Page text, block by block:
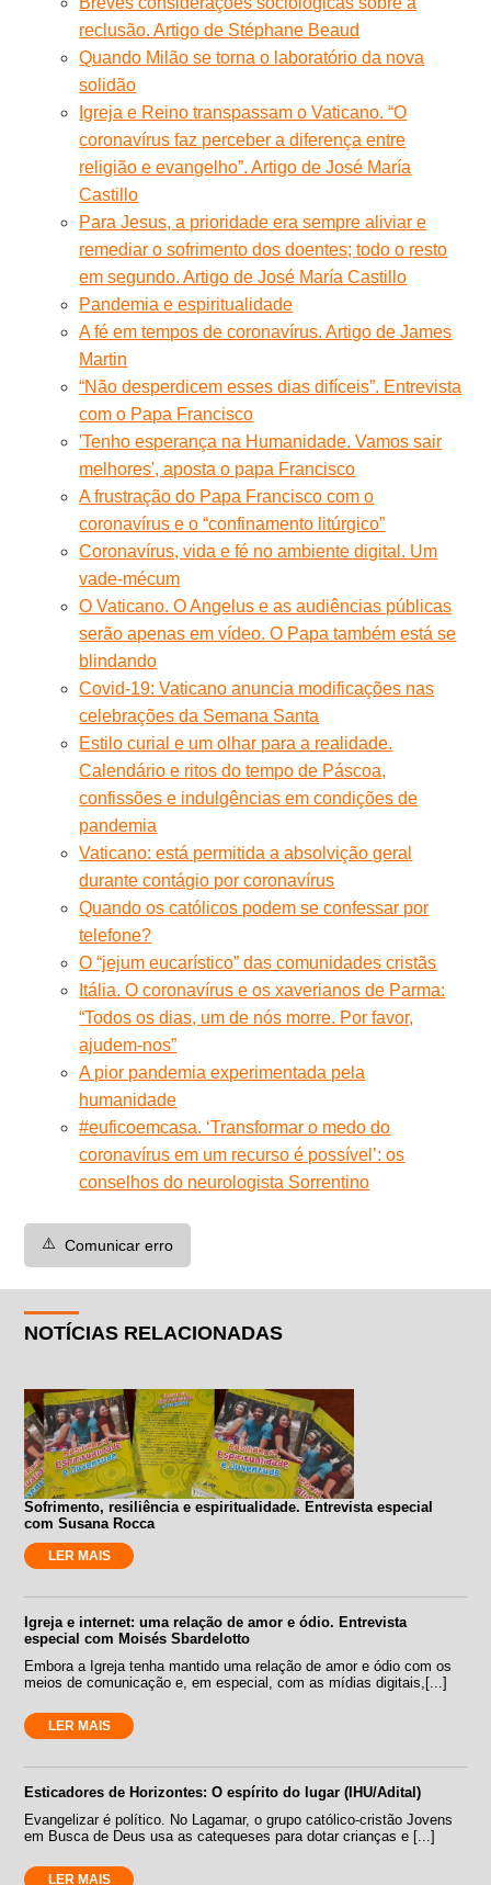
reclusão. Artigo de Stéphane Beaud
Quando Milão se torna o laboratório da nova
solidão
Igreja e Reino transpassam o Vaticano. “O
coronavírus faz perceber a diferença entre
religião e evangelho”. Artigo de José María
Castillo
Para Jesus, a prioridade era sempre aliviar e
remediar o sofrimento dos doentes; todo o resto
em segundo. Artigo de José María Castillo
Pandemia e espiritualidade
A fé em tempos de coronavírus. Artigo de James
Martin
“Não desperdicem esses dias difíceis”. Entrevista
com o Papa Francisco
'Tenho esperança na Humanidade. Vamos sair
melhores', aposta o papa Francisco
A frustração do Papa Francisco com o
coronavírus e o “confinamento litúrgico”
Coronavírus, vida e fé no ambiente digital. Um
vade-mécum
O Vaticano. O Angelus e as audiências públicas
serão apenas em vídeo. O Papa também está se
blindando
Covid-19: Vaticano anuncia modificações nas
celebrações da Semana Santa
Estilo curial e um olhar para a realidade.
Calendário e ritos do tempo de Páscoa,
confissões e indulgências em condições de
pandemia
Vaticano: está permitida a absolvição geral
durante contágio por coronavírus
Quando os católicos podem se confessar por
telefone?
O “jejum eucarístico” das comunidades cristãs
Itália. O coronavírus e os xaverianos de Parma:
“Todos os dias, um de nós morre. Por favor,
ajudem-nos”
A pior pandemia experimentada pela
humanidade
#euficoemcasa. ‘Transformar o medo do
coronavírus em um recurso é possível’: os
conselhos do neurologista Sorrentino
⚠️ Comunicar erro
NOTÍCIAS RELACIONADAS
Sofrimento, resiliência e espiritualidade. Entrevista especial
com Susana Rocca
LER MAIS
Igreja e internet: uma relação de amor e ódio. Entrevista
especial com Moisés Sbardelotto
Embora a Igreja tenha mantido uma relação de amor e ódio com os
meios de comunicação e, em especial, com as mídias digitais,[...]
LER MAIS
Esticadores de Horizontes: O espírito do lugar (IHU/Adital)
Evangelizar é político. No Lagamar, o grupo católico-cristão Jovens
em Busca de Deus usa as catequeses para dotar crianças e [...]
LER MAIS